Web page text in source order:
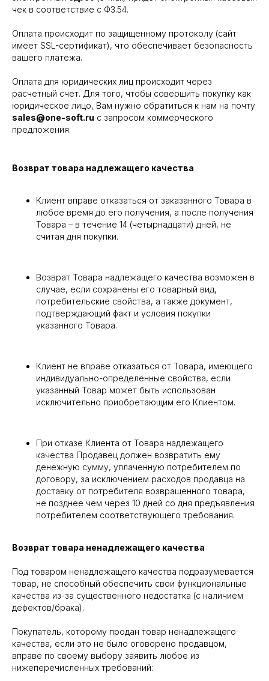
чек в соответствие с ФЗ.54.
Оплата происходит по защищенному протоколу (сайт
имеет SSL-сертификат), что обеспечивает безопасность
вашего платежа.
Оплата для юридических лиц происходит через
расчетный счет. Для того, чтобы совершить покупку как
юридическое лицо, Вам нужно обратиться к нам на почту
sales@one-soft.ru с запросом коммерческого
предложения.
Возврат товара надлежащего качества
Клиент вправе отказаться от заказанного Товара в
любое время до его получения, а после получения
Товара – в течение 14 (четырнадцати) дней, не
считая дня покупки.
Возврат Товара надлежащего качества возможен в
случае, если сохранены его товарный вид,
потребительские свойства, а также документ,
подтверждающий факт и условия покупки
указанного Товара.
Клиент не вправе отказаться от Товара, имеющего
индивидуально-определенные свойства, если
указанный Товар может быть использован
исключительно приобретающим его Клиентом.
При отказе Клиента от Товара надлежащего
качества Продавец должен возвратить ему
денежную сумму, уплаченную потребителем по
договору, за исключением расходов продавца на
доставку от потребителя возвращенного товара,
не позднее чем через 10 дней со дня предъявления
потребителем соответствующего требования.
Возврат товара ненадлежащего качества
Под товаром ненадлежащего качества подразумевается
товар, не способный обеспечить свои функциональные
качества из-за существенного недостатка (с наличием
дефектов/брака).
Покупатель, которому продан товар ненадлежащего
качества, если это не было оговорено продавцом,
вправе по своему выбору заявить любое из
нижеперечисленных требований: